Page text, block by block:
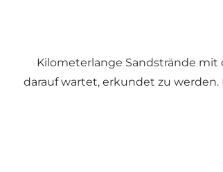
Kilometerlange Sandstrände
darauf wartet, erkundet zu